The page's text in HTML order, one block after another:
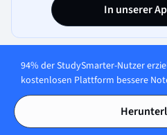
In unserer
94% der StudySmarter-Nutzer
kostenlosen Plattform bessere